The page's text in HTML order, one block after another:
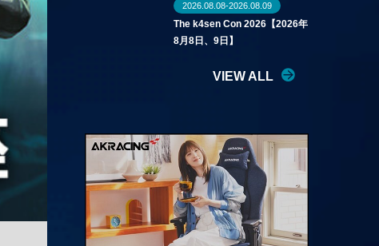
2026.08.08-2026.08.09
The k4sen Con 2026【2026年
8月8日、9日】
VIEW ALL